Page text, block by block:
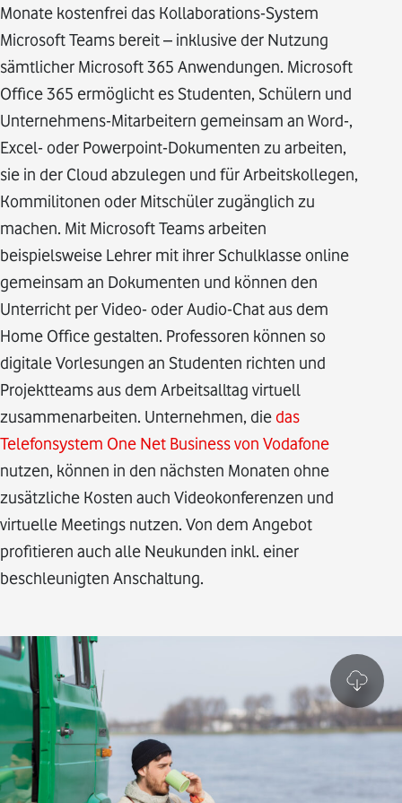
Monate kostenfrei das Kollaborations-System
Microsoft Teams bereit – inklusive der Nutzung
sämtlicher Microsoft 365 Anwendungen. Microsoft
Office 365 ermöglicht es Studenten, Schülern und
Unternehmens-Mitarbeitern gemeinsam an Word-,
Excel- oder Powerpoint-Dokumenten zu arbeiten,
sie in der Cloud abzulegen und für Arbeitskollegen,
Kommilitonen oder Mitschüler zugänglich zu
machen. Mit Microsoft Teams arbeiten
beispielsweise Lehrer mit ihrer Schulklasse online
gemeinsam an Dokumenten und können den
Unterricht per Video- oder Audio-Chat aus dem
Home Office gestalten. Professoren können so
digitale Vorlesungen an Studenten richten und
Projektteams aus dem Arbeitsalltag virtuell
zusammenarbeiten. Unternehmen, die das
Telefonsystem One Net Business von Vodafone
nutzen, können in den nächsten Monaten ohne
zusätzliche Kosten auch Videokonferenzen und
virtuelle Meetings nutzen. Von dem Angebot
profitieren auch alle Neukunden inkl. einer
beschleunigten Anschaltung.